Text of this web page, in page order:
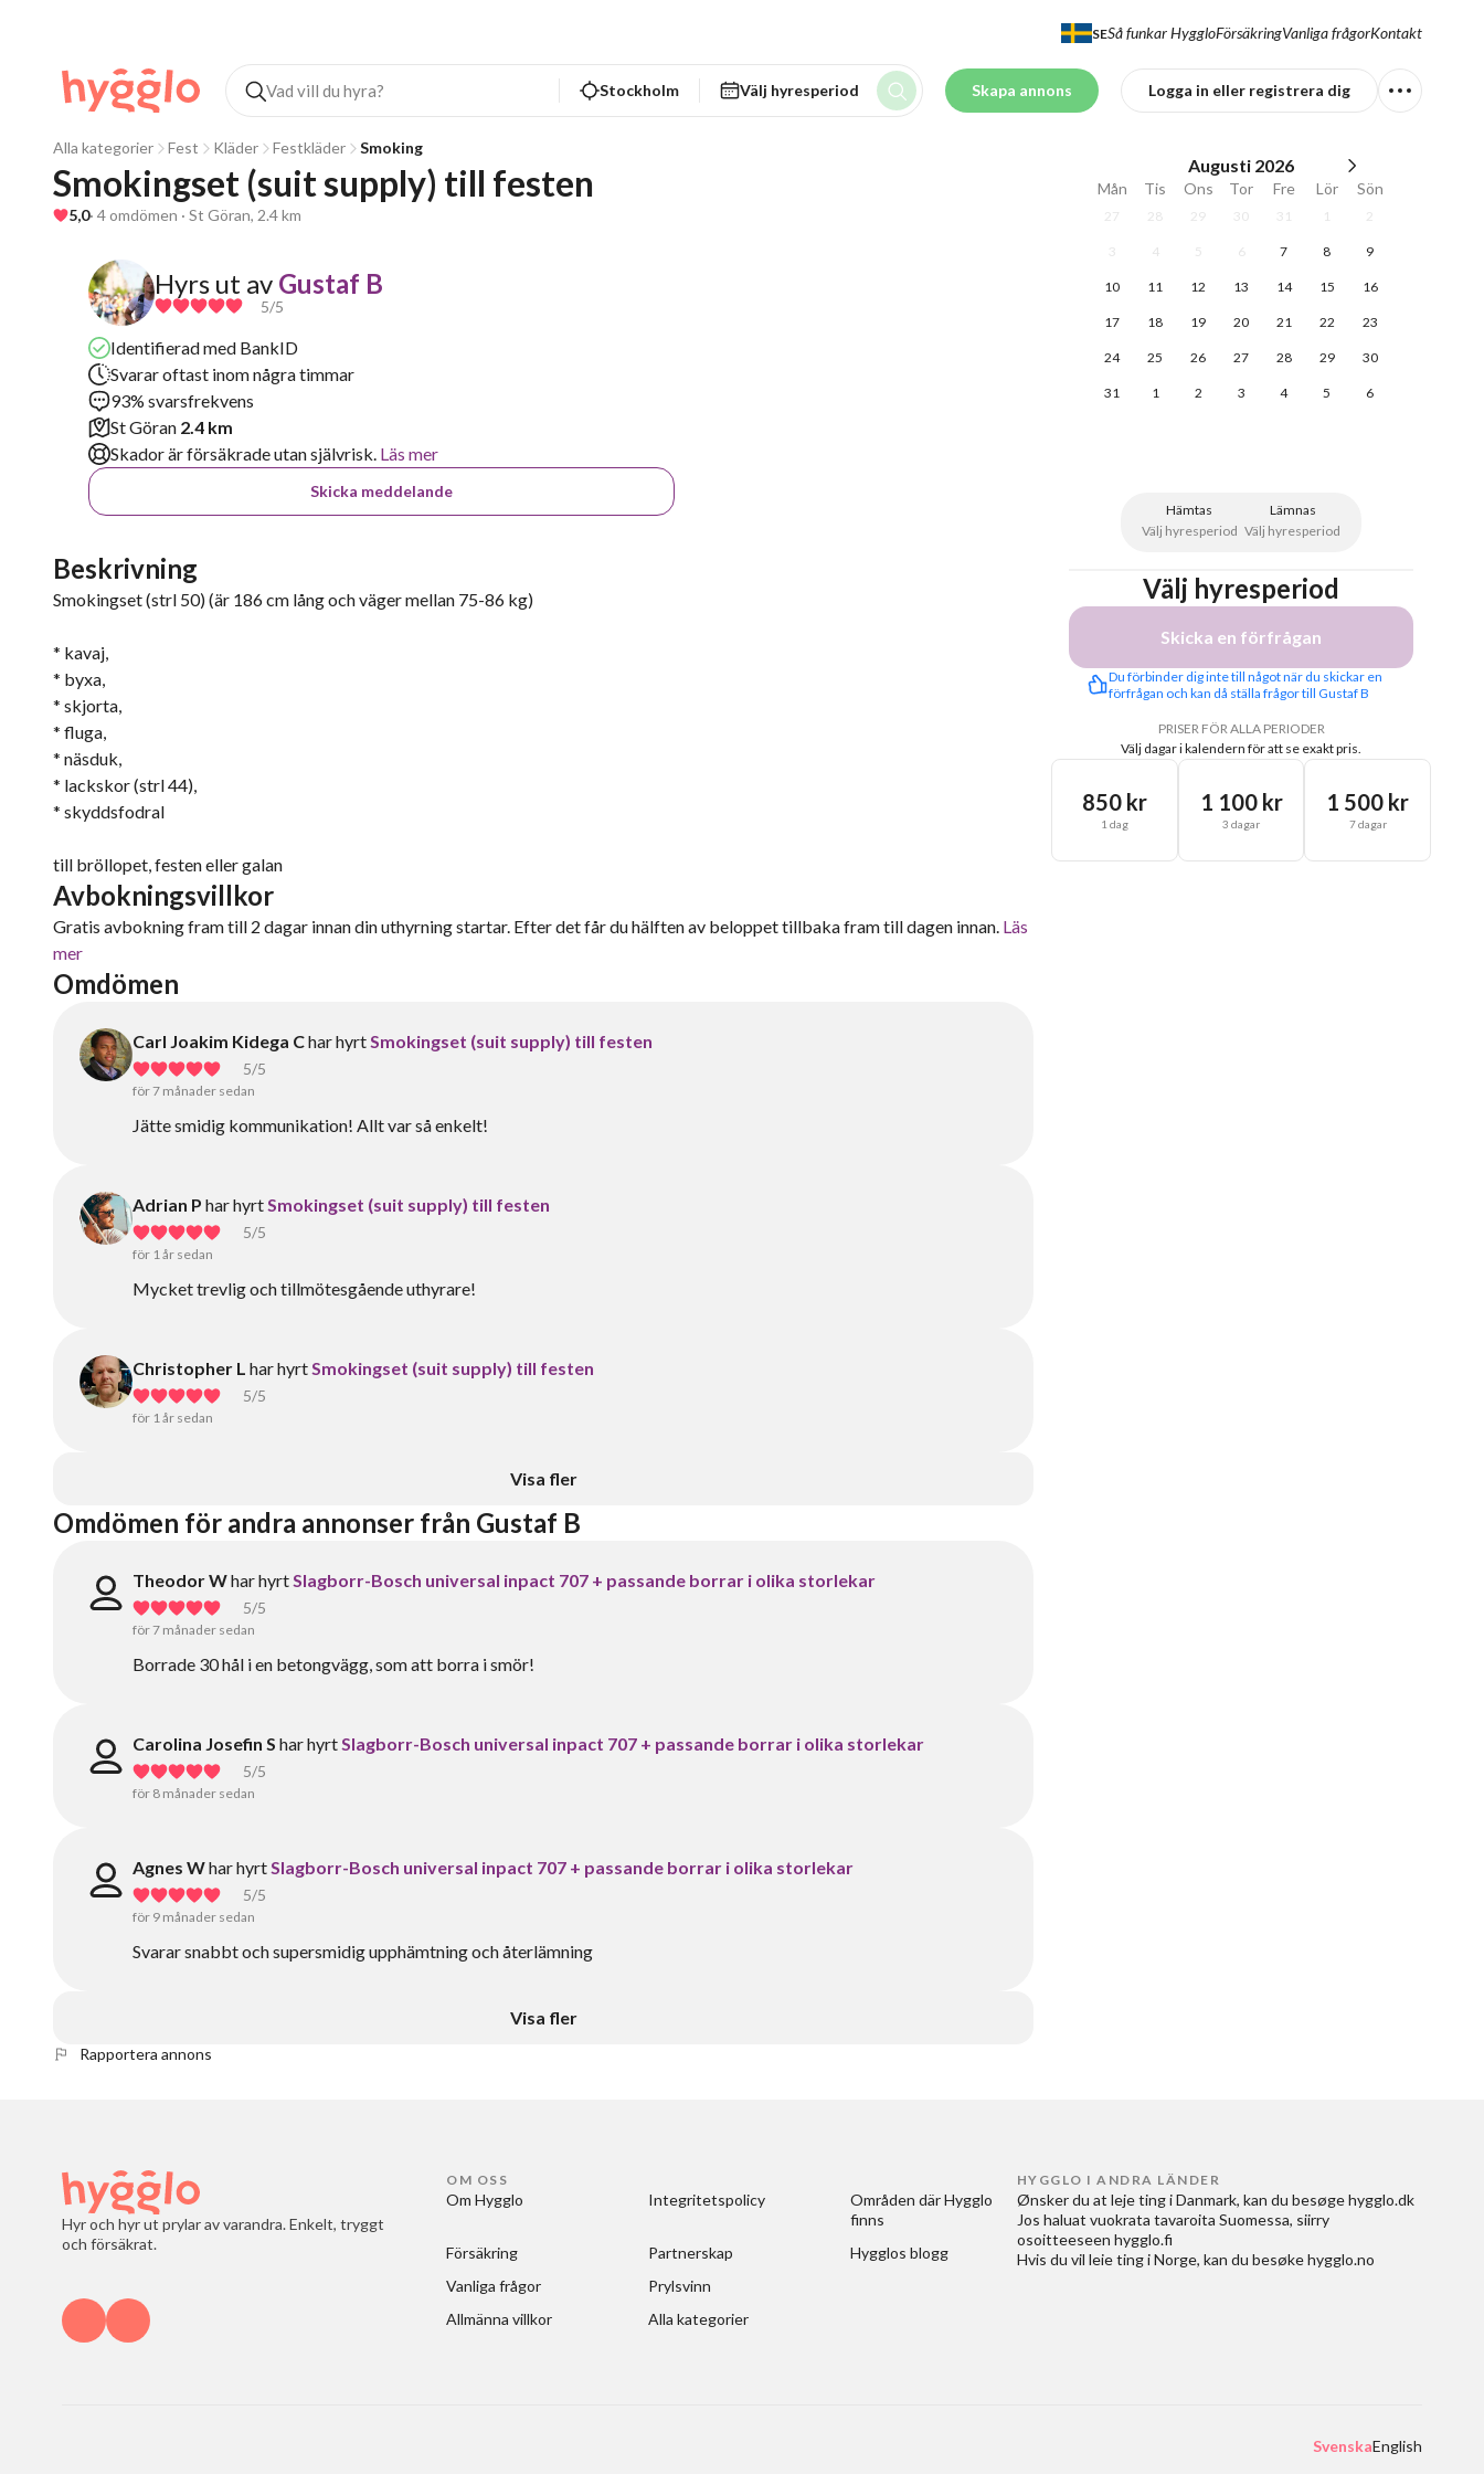
SESå funkar HyggloFörsäkringVanliga frågorKontakt
Stockholm Välj hyresperiod Skapa annons Logga in eller registrera dig
Alla kategorier Fest Kläder Festkläder Smoking
Smokingset (suit supply) till festen
5,0· 4 omdömen · St Göran, 2.4 km
Hyrs ut av Gustaf B
5/5
Identifierad med BankID
Svarar oftast inom några timmar
93% svarsfrekvens
St Göran 2.4 km
Skador är försäkrade utan självrisk. Läs mer
Skicka meddelande
Beskrivning
Smokingset (strl 50) (är 186 cm lång och väger mellan 75-86 kg)
* kavaj,
* byxa,
* skjorta,
* fluga,
* näsduk,
* lackskor (strl 44),
* skyddsfodral
till bröllopet, festen eller galan
Avbokningsvillkor
Gratis avbokning fram till 2 dagar innan din uthyrning startar. Efter det får du hälften av beloppet tillbaka fram till dagen innan. Läs
mer
Omdömen
Carl Joakim Kidega Char hyrtSmokingset (suit supply) till festen
5/5
för 7 månader sedan
Jätte smidig kommunikation! Allt var så enkelt!
Adrian P har hyrtSmokingset (suit supply) till festen
5/5
för 1 år sedan
Mycket trevlig och tillmötesgående uthyrare!
Christopher L har hyrtSmokingset (suit supply) till festen
5/5
för 1 år sedan
Visa fler
Omdömen för andra annonser från Gustaf B
Theodor Whar hyrtSlagborr-Bosch universal inpact 707 + passande borrar i olika storlekar
5/5
för 7 månader sedan
Borrade 30 hål i en betongvägg, som att borra i smör!
Carolina Josefin S har hyrtSlagborr-Bosch universal inpact 707 + passande borrar i olika storlekar
5/5
för 8 månader sedan
Agnes Whar hyrtSlagborr-Bosch universal inpact 707 + passande borrar i olika storlekar
5/5
för 9 månader sedan
Svarar snabbt och supersmidig upphämtning och återlämning
Visa fler
Augusti 2026
Mån Tis Ons Tor Fre Lör Sön
27 28 29 30 31 1 2
3 4 5 6 7 8 9
10 11 12 13 14 15 16
17 18 19 20 21 22 23
24 25 26 27 28 29 30
31 1 2 3 4 5 6
Hämtas
Välj hyresperiod
Lämnas
Välj hyresperiod
Välj hyresperiod
Skicka en förfrågan
Du förbinder dig inte till något när du skickar en
förfrågan och kan då ställa frågor till Gustaf B
PRISER FÖR ALLA PERIODER
Välj dagar i kalendern för att se exakt pris.
850 kr
1 dag
1 100 kr
3 dagar
1 500 kr
7 dagar
Rapportera annons
Hyr och hyr ut prylar av varandra. Enkelt, tryggt
och försäkrat.
OM OSS
Om Hygglo
Försäkring
Vanliga frågor
Allmänna villkor
Integritetspolicy
Partnerskap
Prylsvinn
Alla kategorier
Områden där Hygglo
finns
Hygglos blogg
HYGGLO I ANDRA LÄNDER
Ønsker du at leje ting i Danmark, kan du besøge hygglo.dk
Jos haluat vuokrata tavaroita Suomessa, siirry
osoitteeseen hygglo.fi
Hvis du vil leie ting i Norge, kan du besøke hygglo.no
SvenskaEnglish